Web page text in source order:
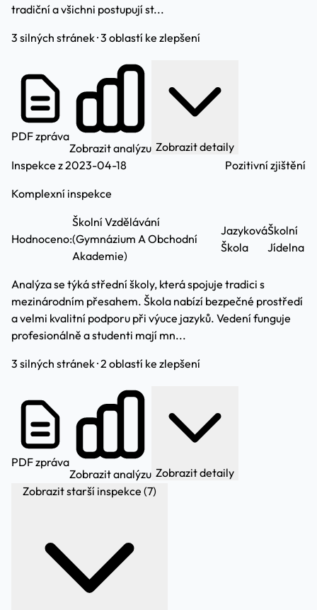
tradiční a všichni postupují st...
3 silných stránek · 3 oblastí ke zlepšení
PDF zpráva
Zobrazit analýzu Zobrazit detaily
Inspekce z 2023-04-18
Komplexní inspekce
Pozitivní zjištění
Hodnoceno:
Školní Vzdělávání
(Gymnázium A Obchodní
Akademie)
Jazyková
Škola
Školní
Jídelna
Analýza se týká střední školy, která spojuje tradici s
mezinárodním přesahem. Škola nabízí bezpečné prostředí
a velmi kvalitní podporu při výuce jazyků. Vedení funguje
profesionálně a studenti mají mn...
3 silných stránek · 2 oblastí ke zlepšení
PDF zpráva
Zobrazit analýzu Zobrazit detaily
Zobrazit starší inspekce (7)